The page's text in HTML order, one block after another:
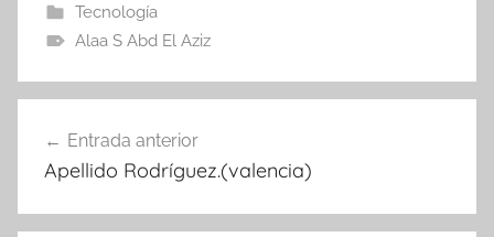
Tecnología
Alaa S Abd El Aziz
de
Entrada anterior
Apellido Rodríguez.(valencia)